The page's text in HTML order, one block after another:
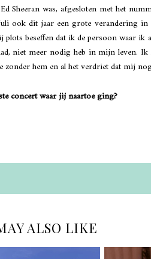
Sheeran was, afgesloten met het
ook dit jaar een grote verandering in
beseffen dat ik de persoon waar ik
niet meer nodig heb in mijn leven.
hem en al het verdriet dat mij
concert waar jij naartoe ging?
ALSO LIKE